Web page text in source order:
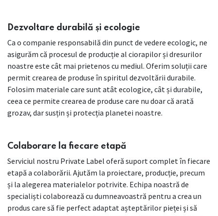
Dezvoltare durabilă și ecologie
Ca o companie responsabilă din punct de vedere ecologic, ne
asigurăm că procesul de producție al ciorapilor și dresurilor
noastre este cât mai prietenos cu mediul. Oferim soluții care
permit crearea de produse în spiritul dezvoltării durabile.
Folosim materiale care sunt atât ecologice, cât și durabile,
ceea ce permite crearea de produse care nu doar că arată
grozav, dar susțin și protecția planetei noastre.
Colaborare la fiecare etapă
Serviciul nostru Private Label oferă suport complet în fiecare
etapă a colaborării. Ajutăm la proiectare, producție, precum
și la alegerea materialelor potrivite. Echipa noastră de
specialiști colaborează cu dumneavoastră pentru a crea un
produs care să fie perfect adaptat așteptărilor pieței și să